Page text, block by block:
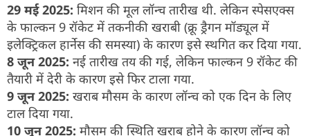
29 मई 2025: मिशन की मूल लॉन्च तारीख थी. लेकिन स्पेसएक्स
के फाल्कन 9 रॉकेट में तकनीकी खराबी (क्रू ड्रैगन मॉड्यूल में
इलेक्ट्रिकल हार्नेस की समस्या) के कारण इसे स्थगित कर दिया गया.
8 जून 2025: नई तारीख तय की गई, लेकिन फाल्कन 9 रॉकेट की
तैयारी में देरी के कारण इसे फिर टाला गया.
9 जून 2025: खराब मौसम के कारण लॉन्च को एक दिन के लिए
टाल दिया गया.
10 जून 2025: मौसम की स्थिति खराब होने के कारण लॉन्च को